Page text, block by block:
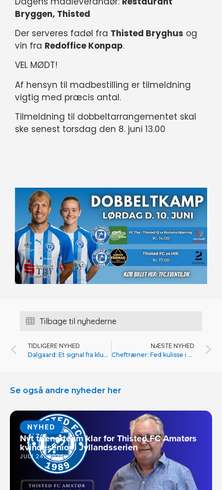
Bryggen, Thisted
Der serveres fadøl fra Thisted Bryghus og
vin fra Redoffice Konpap.
VEL MØDT!
Af hensyn til madbestilling er tilmeldning
vigtig med præcis antal.
Tilmeldning til dobbeltarrangementet skal
ske senest torsdag den 8. juni 13.00
Tilbage til nyhederne
TIDLIGERE NYHED
Dalgaard: Et signal fra klubben
NÆSTE NYHED
Cheftræner: Fed kulisse i Esbjerg fB
Se også andre nyheder her
NYHED
Nyt trænerteam klar for Thisted FC Amatørs
kvindesenior i Jyllandsserien
JULI 24, 2026